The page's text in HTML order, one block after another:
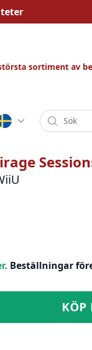
sortiment av
Sök
Beställningar
KÖP